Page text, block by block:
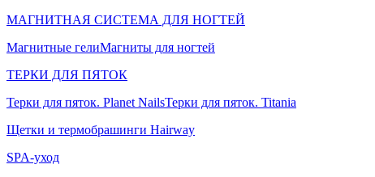
МАГНИТНАЯ СИСТЕМА ДЛЯ НОГТЕЙ
Магнитные гелиМагниты для ногтей
ТЕРКИ ДЛЯ ПЯТОК
Терки для пяток. Planet NailsТерки для пяток. Titania
Щетки и термобрашинги Hairway
SPA-уход